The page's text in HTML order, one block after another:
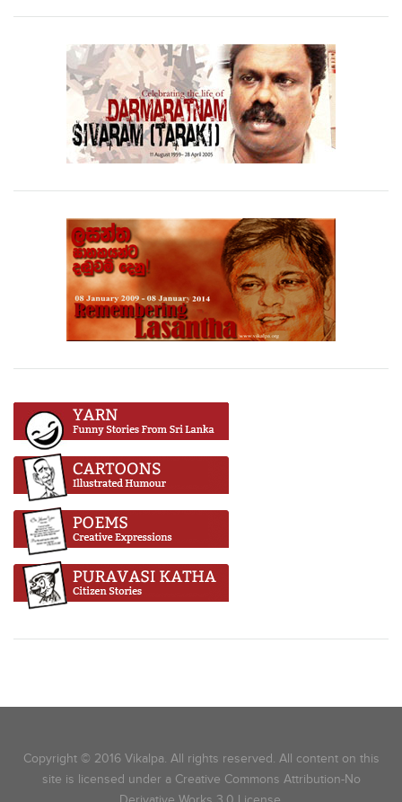
Copyright © 2016 Vikalpa. All rights reserved. All content on this
site is licensed under a Creative Commons Attribution-No